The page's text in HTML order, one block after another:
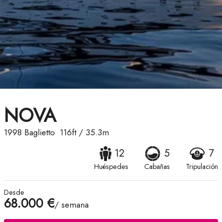
NOVA
1998 Baglietto 116ft/ 35.3m
12
Huéspedes
5
Cabañas
7
Tripulación
Desde
68.000 €/ semana